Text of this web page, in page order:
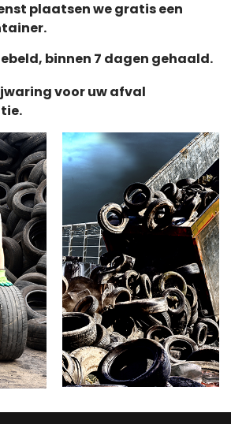
plaatsen we gratis een
binnen 7 dagen gehaald.
voor uw afval